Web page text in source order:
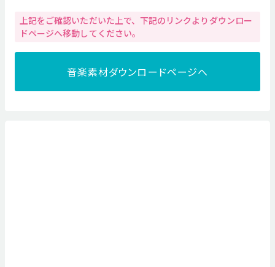
上記をご確認いただいた上で、下記のリンクよりダウンロー
ドページへ移動してください。
音楽素材ダウンロードページへ